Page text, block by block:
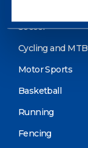
Soccer
Cycling and MTB
Motor Sports
Basketball
Running
Fencing